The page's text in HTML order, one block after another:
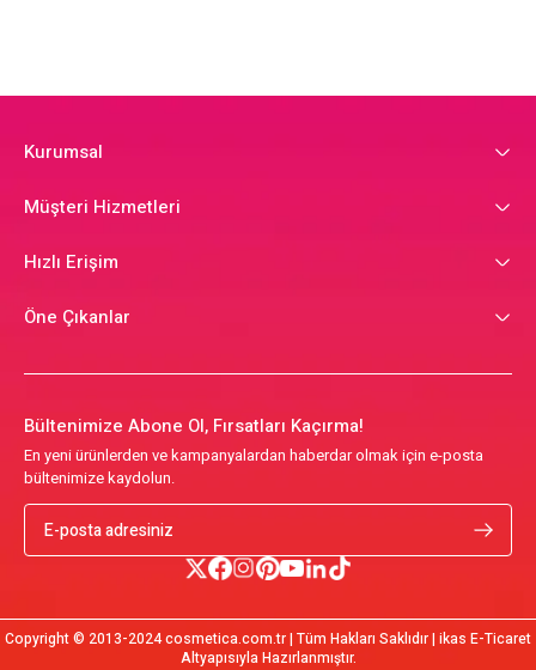
Kurumsal
Müşteri Hizmetleri
Hızlı Erişim
Öne Çıkanlar
Bültenimize Abone Ol, Fırsatları Kaçırma!
En yeni ürünlerden ve kampanyalardan haberdar olmak için e-posta
bültenimize kaydolun.
Copyright © 2013-2024 cosmetica.com.tr | Tüm Hakları Saklıdır | ikas E-Ticaret
Altyapısıyla Hazırlanmıştır.